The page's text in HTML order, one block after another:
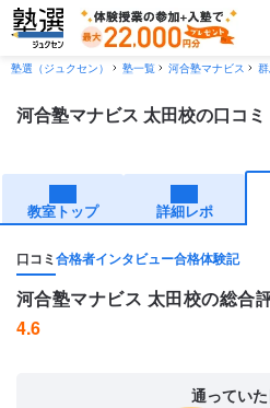
塾選（ジュクセン） 塾一覧 河合塾マナビス
河合塾マナビス 太田校の口コ
教室トップ 詳細レポ
口コミ合格者インタビュー合格体験記
河合塾マナビス 太田校の総合
4.6
通ってい